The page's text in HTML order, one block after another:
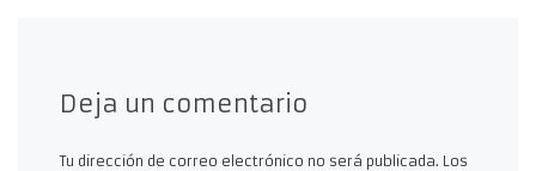
Deja un comentario
Tu dirección de correo electrónico no será publicada. Los